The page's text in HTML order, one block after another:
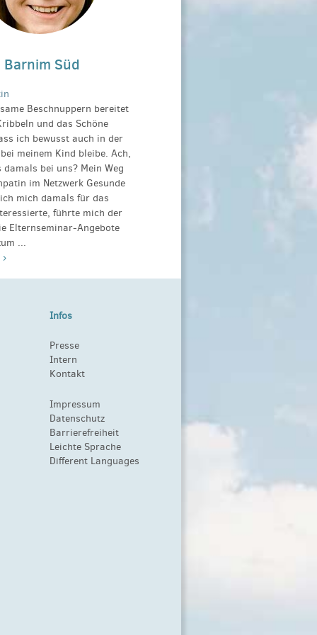
Süd
Beschnuppern bereitet
und das Schöne
ich bewusst auch in der
meinem Kind bleibe. Ach,
bei uns? Mein Weg
im Netzwerk Gesunde
mich damals für das
führte mich der
Elternseminar-Angebote
...
Infos
Presse
Intern
Kontakt
Impressum
Datenschutz
Barrierefreiheit
Leichte Sprache
Different Languages